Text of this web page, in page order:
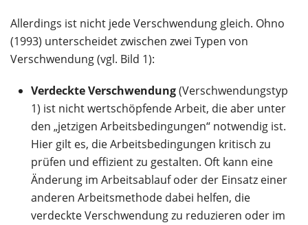
Allerdings ist nicht jede Verschwendung gleich. Ohno
(1993) unterscheidet zwischen zwei Typen von
Verschwendung (vgl. Bild 1):
Verdeckte Verschwendung(Verschwendungstyp
1) ist nicht wertschöpfende Arbeit, die aber unter
den „jetzigen Arbeitsbedingungen“ notwendig ist.
Hier gilt es, die Arbeitsbedingungen kritisch zu
prüfen und effizient zu gestalten. Oft kann eine
Änderung im Arbeitsablauf oder der Einsatz einer
anderen Arbeitsmethode dabei helfen, die
verdeckte Verschwendung zu reduzieren oder im